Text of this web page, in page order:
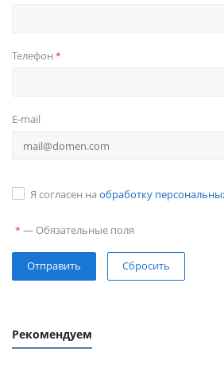
Телефон *
E-mail
Я согласен на обработку
* — Обязательные поля
Сбросить
Рекомендуем